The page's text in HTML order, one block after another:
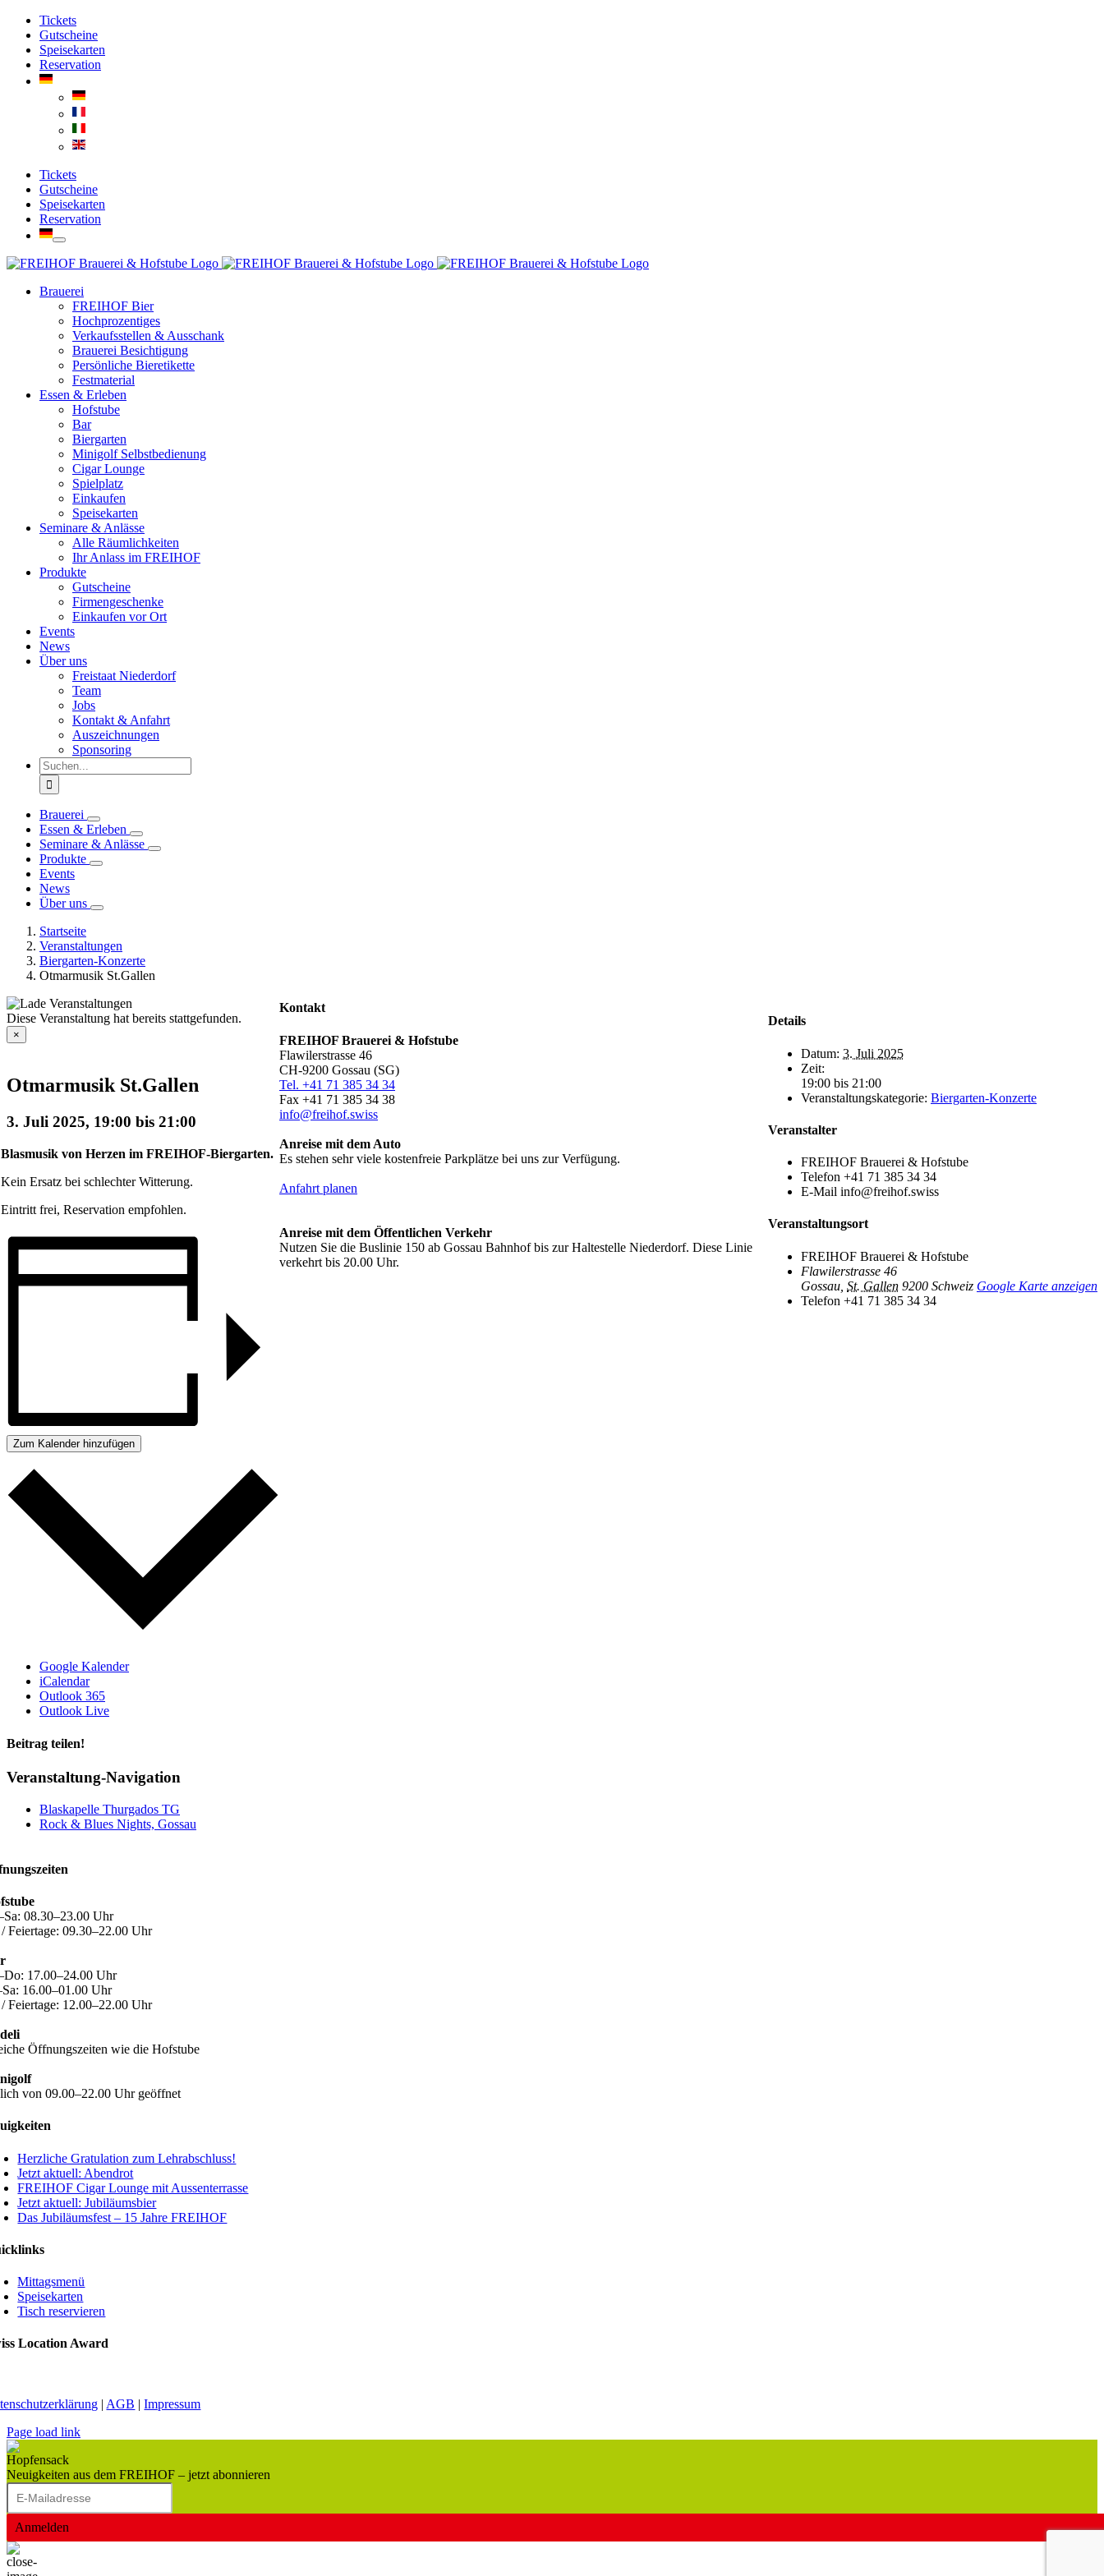
Zum
Inhalt
springen
Facebook
Instagram
YouTubeTickets
Gutscheine
Speisekarten
Reservation
Tickets
Gutscheine
Speisekarten
Reservation
Brauerei
FREIHOF Bier
Hochprozentiges
Verkaufsstellen & Ausschank
Brauerei Besichtigung
Persönliche Bieretikette
Festmaterial
Essen & Erleben
Hofstube
Bar
Biergarten
Minigolf Selbstbedienung
Cigar Lounge
Spielplatz
Einkaufen
Speisekarten
Seminare & Anlässe
Alle Räumlichkeiten
Ihr Anlass im FREIHOF
Produkte
Gutscheine
Firmengeschenke
Einkaufen vor Ort
Events
News
Über uns
Freistaat Niederdorf
Team
Jobs
Kontakt & Anfahrt
Auszeichnungen
Sponsoring
Suche
nach:
Brauerei
Essen & Erleben
Seminare & Anlässe
Produkte
Events
News
Über uns
Startseite
Veranstaltungen
Biergarten-Konzerte
Otmarmusik St.Gallen
Diese Veranstaltung hat bereits stattgefunden.
×
Otmarmusik St.Gallen
3. Juli 2025, 19:00 bis 21:00
Blasmusik von Herzenim FREIHOF-Biergarten.
Kein Ersatz bei schlechter Witterung.
Eintritt frei, Reservation empfohlen.
Zum Kalender hinzufügen
Google Kalender
iCalendar
Outlook 365
Outlook Live
Beitrag teilen!
Facebook
LinkedIn
WhatsApp
E-
Veranstaltung-Navigation
Blaskapelle Thurgados TG
Rock & Blues Nights, Gossau
Details
Datum: 3. Juli 2025
Zeit:
19:00 bis 21:00
Veranstaltungskategorie: Biergarten-Konzerte
Veranstalter
FREIHOF Brauerei & Hofstube
Telefon +41 71 385 34 34
E-Mail info@freihof.swiss
Veranstaltungsort
FREIHOF Brauerei & Hofstube
Flawilerstrasse 46
Gossau St. Gallen 9200 Schweiz Google Karte anzeigen
Telefon +41 71 385 34 34
Kontakt
FREIHOF Brauerei & Hofstube
Flawilerstrasse 46
CH-9200 Gossau (SG)
Tel. +41 71 385 34 34
Fax +41 71 385 34 38
info@freihof.swiss
Anreise mit dem Auto
Es stehen sehr viele kostenfreie Parkplätze bei uns zur Verfügung.
Anfahrt planen
Anreise mit dem Öffentlichen Verkehr
Nutzen Sie die Buslinie 150 ab Gossau Bahnhof bis zur Haltestelle Niederdorf. Diese Linie
verkehrt bis 20.00 Uhr.
08.30–23.00 Uhr
Feiertage: 09.30–22.00 Uhr
17.00–24.00 Uhr
16.00–01.00 Uhr
Feiertage: 12.00–22.00 Uhr
Öffnungszeiten wie die Hofstube
von 09.00–22.00 Uhr geöffnet
Herzliche Gratulation zum Lehrabschluss!
Jetzt aktuell: Abendrot
FREIHOF Cigar Lounge mit Aussenterrasse
Jetzt aktuell: Jubiläumsbier
Das Jubiläumsfest – 15 Jahre FREIHOF
Mittagsmenü
Speisekarten
Tisch reservieren
Location Award
| AGB |Impressum
Page load link
Neuigkeiten aus dem FREIHOF – jetzt abonnieren
Anmelden